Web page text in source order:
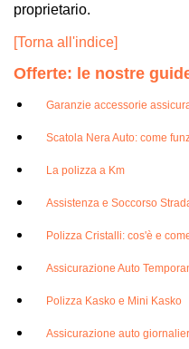
proprietario.
[Torna all'indice]
Offerte: le nostre
Garanzie accessorie
Scatola Nera Auto: come
La polizza a Km
Assistenza e Soccorso
Polizza Cristalli: cos'è e
Assicurazione Auto
Polizza Kasko e Mini Kasko
Assicurazione auto